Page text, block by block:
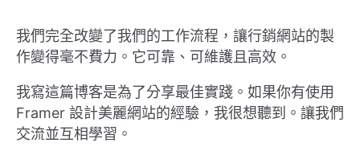
我們完全改變了我們的工作流程，讓行銷網站的製
作變得毫不費力。它可靠、可維護且高效。
我寫這篇博客是為了分享最佳實踐。如果你有使用
Framer 設計美麗網站的經驗，我很想聽到。讓我們
交流並互相學習。